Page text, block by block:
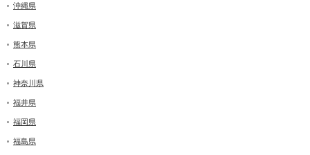
沖縄県
滋賀県
熊本県
石川県
神奈川県
福井県
福岡県
福島県